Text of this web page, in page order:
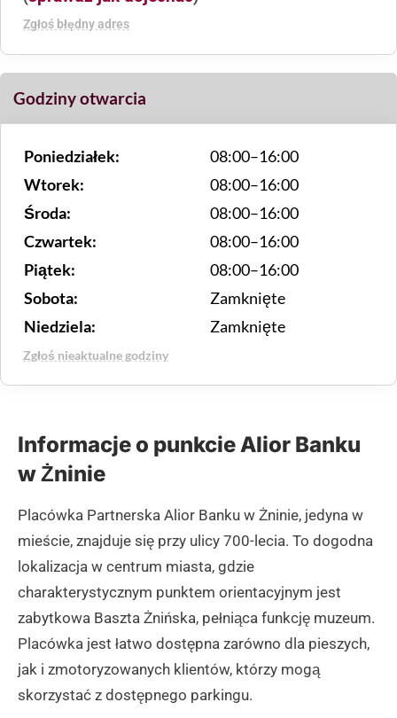
Zgłoś błędny adres
Godziny otwarcia
Poniedziałek:
08:00–16:00
Wtorek:
08:00–16:00
Środa:
08:00–16:00
Czwartek:
08:00–16:00
Piątek:
08:00–16:00
Sobota:
Zamknięte
Niedziela:
Zamknięte
Zgłoś nieaktualne godziny
Informacje o punkcie Alior Banku
w Żninie
Placówka Partnerska Alior Banku w Żninie, jedyna w
mieście, znajduje się przy ulicy 700-lecia. To dogodna
lokalizacja w centrum miasta, gdzie
charakterystycznym punktem orientacyjnym jest
zabytkowa Baszta Żnińska, pełniąca funkcję muzeum.
Placówka jest łatwo dostępna zarówno dla pieszych,
jak i zmotoryzowanych klientów, którzy mogą
skorzystać z dostępnego parkingu.